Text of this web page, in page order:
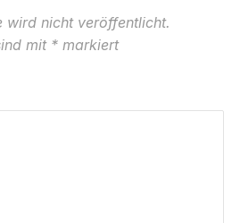
wird nicht veröffentlicht.
mit *markiert